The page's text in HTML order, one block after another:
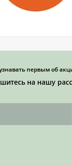
первым об
на нашу